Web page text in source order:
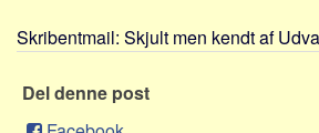
Virksomhed
Investering
Skribentmail: Skjult men kendt af
Del denne post